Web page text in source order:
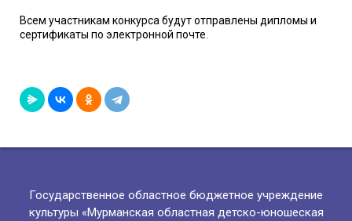
Всем участникам конкурса будут отправлены дипломы и
сертификаты по электронной почте.
Государственное областное бюджетное учреждение
культуры «Мурманская областная детско-юношеская